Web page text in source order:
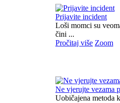
Prijavite incident
Loši momci su
čini ...
Pročitaj više Zoom
Ne vjerujte vezama
Uobičajena metoda